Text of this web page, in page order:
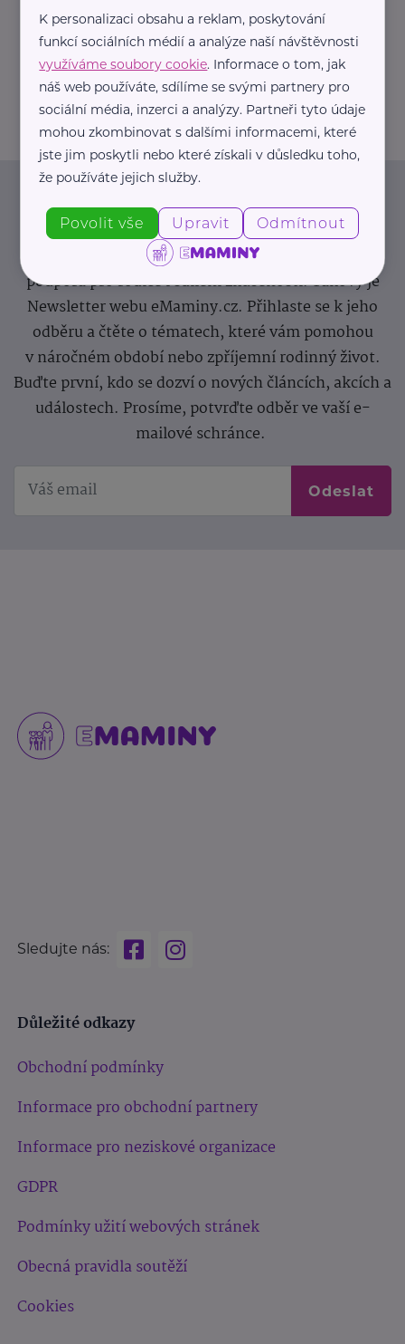
https://hartmanndirect.com/cs-cz
+420 800 100 150
info@hartmanndirect.cz
Newsletter
Pravidelný přísun novinek, inspirace na každý den,
podpora pro rodiče i sdílení zkušeností. Takový je
Newsletter webu eMaminy.cz. Přihlaste se k jeho
odběru a čtěte o tématech, které vám pomohou
v náročném období nebo zpříjemní rodinný život.
Buďte první, kdo se dozví o nových článcích, akcích a
událostech. Prosíme, potvrďte odběr ve vaší e-
mailové schránce.
Odeslat
Sledujte nás:
Důležité odkazy
Obchodní podmínky
Informace pro obchodní partnery
Informace pro neziskové organizace
GDPR
Podmínky užití webových stránek
Obecná pravidla soutěží
Cookies
K personalizaci obsahu a reklam, poskytování
funkcí sociálních médií a analýze naší návštěvnosti
využíváme soubory cookie. Informace o tom, jak
náš web používáte, sdílíme se svými partnery pro
sociální média, inzerci a analýzy. Partneři tyto údaje
mohou zkombinovat s dalšími informacemi, které
jste jim poskytli nebo které získali v důsledku toho,
že používáte jejich služby.
Povolit vše Upravit Odmítnout